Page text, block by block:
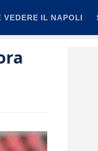
VEDERE IL NAPOLI